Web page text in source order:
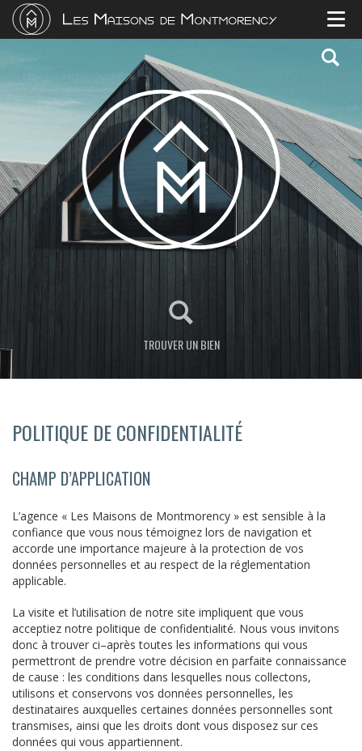
TROUVER UN BIEN
TYPE DE BIENS
Appartements
Immeuble Maisons
Off market
LOCALISATION
BUDGET
Croissante
Décroissante
POLITIQUE DE CONFIDENTIALITÉ
CHAMP D’APPLICATION
L’agence « Les Maisons de Montmorency » est sensible à la
confiance que vous nous témoignez lors de navigation et
accorde une importance majeure à la protection de vos
données personnelles et au respect de la réglementation
applicable.
La visite et l’utilisation de notre site impliquent que vous
acceptiez notre politique de confidentialité. Nous vous invitons
donc à trouver ci–après toutes les informations qui vous
permettront de prendre votre décision en parfaite connaissance
de cause : les conditions dans lesquelles nous collectons,
utilisons et conservons vos données personnelles, les
destinataires auxquelles certaines données personnelles sont
transmises, ainsi que les droits dont vous disposez sur ces
données qui vous appartiennent.